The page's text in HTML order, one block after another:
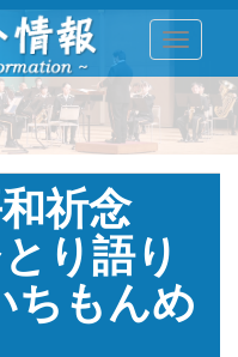
和祈念
り語り
ちもんめ